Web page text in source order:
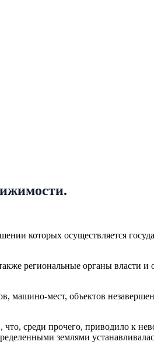
которых осуществляется
региональные органы власти и
машино-мест, объектов
среди прочего, приводило к
землями